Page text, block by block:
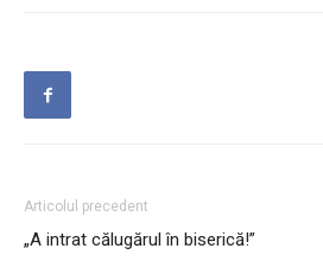
Articolul precedent
„A intrat călugărul în biserică!”